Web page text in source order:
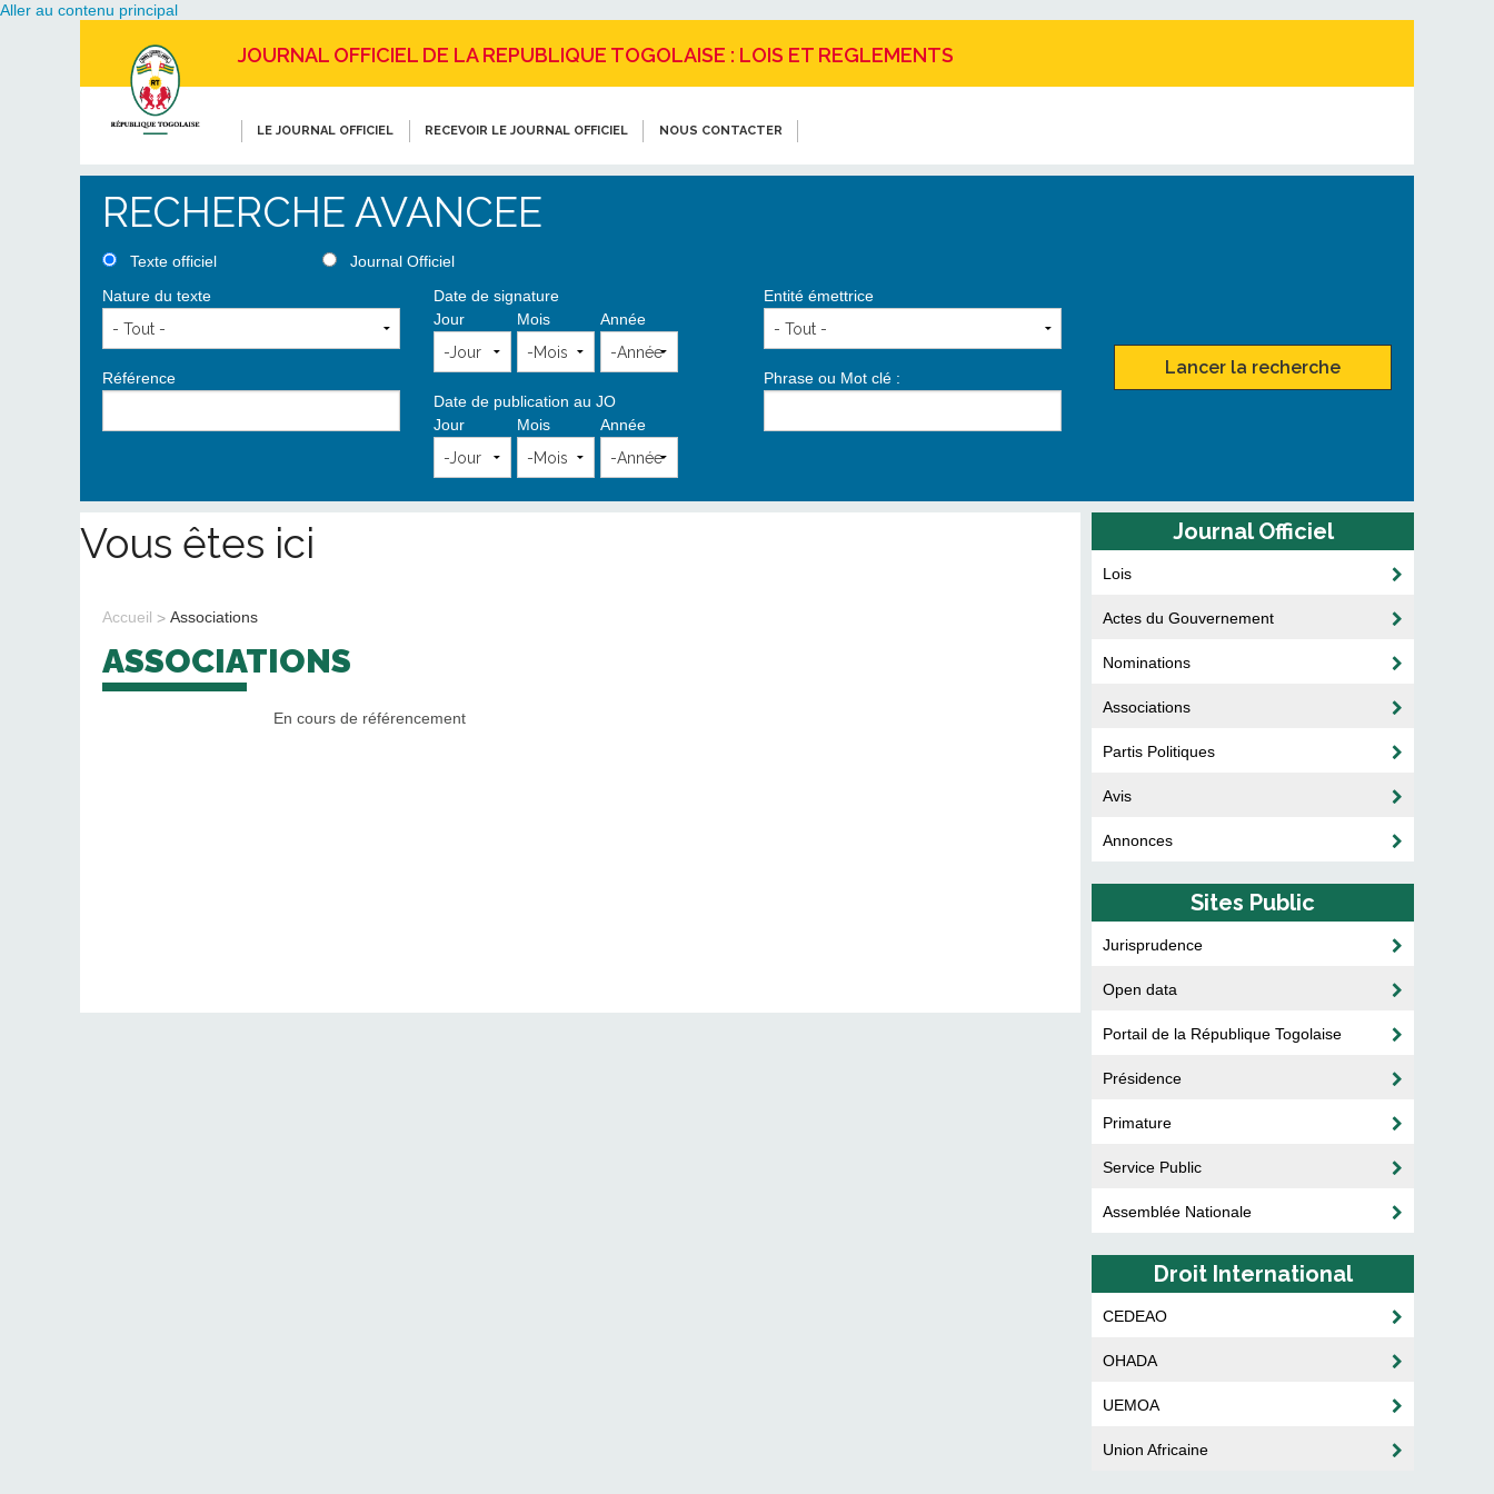
Aller au contenu principal
JOURNAL OFFICIEL DE LA REPUBLIQUE TOGOLAISE : LOIS ET REGLEMENTS
LE JOURNAL OFFICIEL RECEVOIR LE JOURNAL OFFICIEL NOUS CONTACTER
RECHERCHE AVANCEE
Texte officiel
Journal Officiel
Nature du texte
Référence
Date de signature
Jour
Mois Année
Date de publication au JO
Jour
Mois Année
Entité émettrice
Phrase ou Mot clé :
Lancer la recherche
Vous êtes ici
Accueil Associations
ASSOCIATIONS
En cours de référencement
Journal Officiel
Lois
Actes du Gouvernement
Nominations
Associations
Partis Politiques
Avis
Annonces
Sites Public
Jurisprudence
Open data
Portail de la République Togolaise
Présidence
Primature
Service Public
Assemblée Nationale
Droit International
CEDEAO
OHADA
UEMOA
Union Africaine